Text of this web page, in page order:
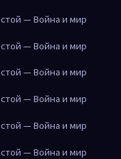
— Война и мир
— Война и мир
— Война и мир
— Война и мир
— Война и мир
— Война и мир